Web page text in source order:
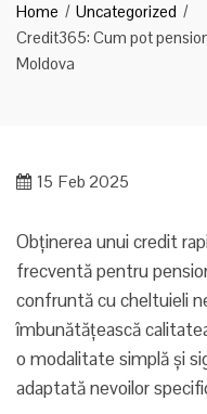
Home
Uncategorized
Credit365: Cum pot
Moldova
15 Feb 2025
Obținerea unui credit
frecventă pentru
confruntă cu cheltuieli
îmbunătățească
o modalitate simplă și
adaptată nevoilor